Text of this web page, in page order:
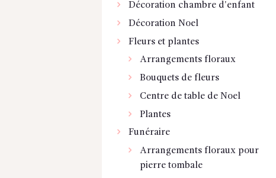
Décoration chambre d'enfant
Décoration Noel
Fleurs et plantes
Arrangements floraux
Bouquets de fleurs
Centre de table de Noel
Plantes
Funéraire
Arrangements floraux pour
pierre tombale